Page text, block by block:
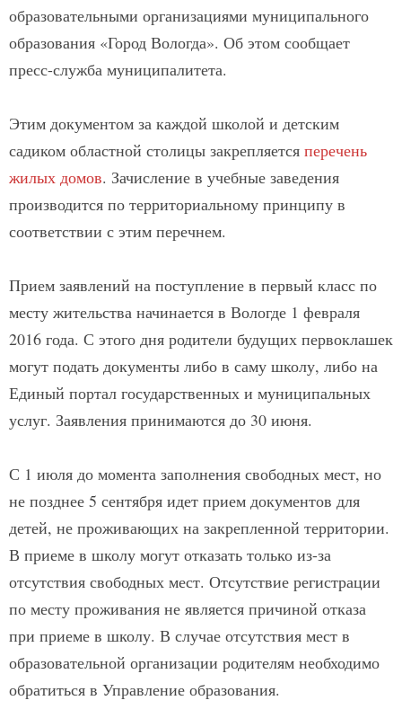
образовательными организациями муниципального
образования «Город Вологда». Об этом сообщает
пресс-служба муниципалитета.
Этим документом за каждой школой и детским
садиком областной столицы закрепляется перечень
жилых домов. Зачисление в учебные заведения
производится по территориальному принципу в
соответствии с этим перечнем.
Прием заявлений на поступление в первый класс по
месту жительства начинается в Вологде 1 февраля
2016 года. С этого дня родители будущих первоклашек
могут подать документы либо в саму школу, либо на
Единый портал государственных и муниципальных
услуг. Заявления принимаются до 30 июня.
С 1 июля до момента заполнения свободных мест, но
не позднее 5 сентября идет прием документов для
детей, не проживающих на закрепленной территории.
В приеме в школу могут отказать только из-за
отсутствия свободных мест. Отсутствие регистрации
по месту проживания не является причиной отказа
при приеме в школу. В случае отсутствия мест в
образовательной организации родителям необходимо
обратиться в Управление образования.